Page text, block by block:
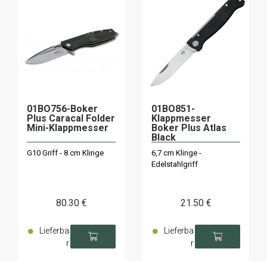
01BO756-Boker
Plus Caracal Folder
Mini-Klappmesser
G10 Griff - 8 cm Klinge
80.30 €
Lieferba
r
01BO851-
Klappmesser
Boker Plus Atlas
Black
6,7 cm Klinge -
Edelstahlgriff
21.50 €
Lieferba
r